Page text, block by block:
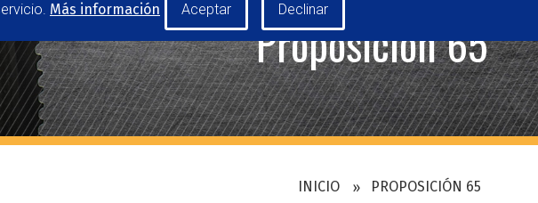
Más información
Proposición 65
INICIO PROPOSICIÓN 65